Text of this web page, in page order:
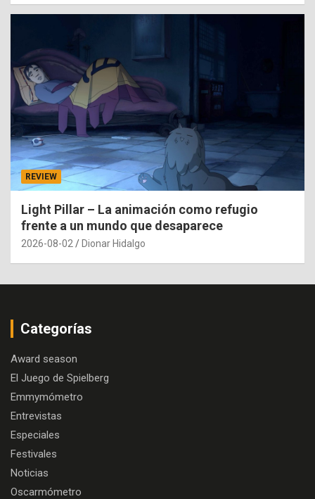
REVIEW
Light Pillar – La animación como refugio
frente a un mundo que desaparece
2026-08-02 Dionar Hidalgo
Categorías
Award season
El Juego de Spielberg
Emmymómetro
Entrevistas
Especiales
Festivales
Noticias
Oscarmómetro